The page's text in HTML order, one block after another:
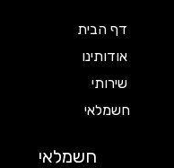
דף הבית
אודותינו
שירותי
חשמלאי
חשמלאי